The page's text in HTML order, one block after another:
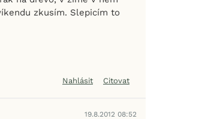
zkusím. Slepicím to
Nahlásit Citovat
19.8.2012 08:52